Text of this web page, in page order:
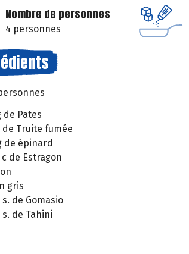
Nombre de personnes
4 personnes
de Pates
de Truite fumée
de épinard
c de Estragon
gris
s. de Gomasio
s. de Tahini